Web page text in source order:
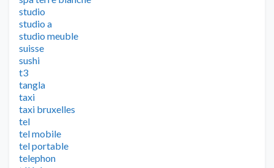
studio
studio a
studio meuble
suisse
sushi
t3
tangla
taxi
taxi bruxelles
tel
tel mobile
tel portable
telephon